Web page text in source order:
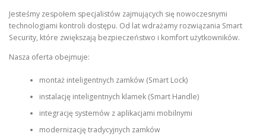
Jesteśmy zespołem specjalistów zajmujących się nowoczesnymi
technologiami kontroli dostępu. Od lat wdrażamy rozwiązania Smart
Security, które zwiększają bezpieczeństwo i komfort użytkowników.
Nasza oferta obejmuje:
montaż inteligentnych zamków (Smart Lock)
instalację inteligentnych klamek (Smart Handle)
integrację systemów z aplikacjami mobilnymi
modernizację tradycyjnych zamków